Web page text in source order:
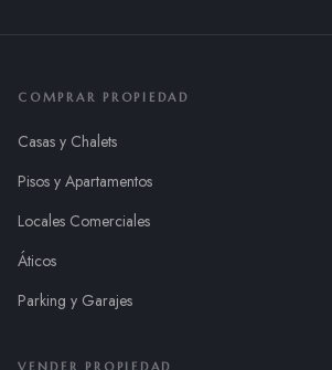
COMPRAR PROPIEDAD
Casas y Chalets
Pisos y Apartamentos
Locales Comerciales
Áticos
Parking y Garajes
VENDER PROPIEDAD